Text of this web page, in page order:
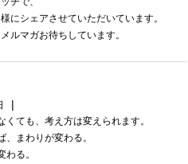
にシェアさせていただいています。
ルマガお待ちしています。
|
くても、考え方は変えられます。
、まわりが変わる。
わる。